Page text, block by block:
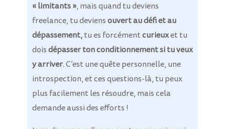
« limitants », mais quand tu deviens
freelance, tu deviensouvert au défi et au
dépassement,tu es forcémentcurieuxet tu
doisdépasser ton conditionnement si tu veux
y arriver. C’est une quête personnelle, une
introspection, et ces questions-là, tu peux
plus facilement les résoudre, mais cela
demande aussi des efforts !